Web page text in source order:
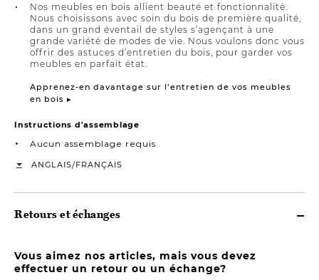
Nos meubles en bois allient beauté et fonctionnalité.
Nous choisissons avec soin du bois de première qualité,
dans un grand éventail de styles s’agençant à une
grande variété de modes de vie. Nous voulons donc vous
offrir des astuces d’entretien du bois, pour garder vos
meubles en parfait état.
Apprenez-en davantage sur l’entretien de vos meubles
en bois ▸
Instructions d'assemblage
Aucun assemblage requis
ANGLAIS/FRANÇAIS
Retours et échanges
Vous aimez nos articles, mais vous devez
effectuer un retour ou un échange?